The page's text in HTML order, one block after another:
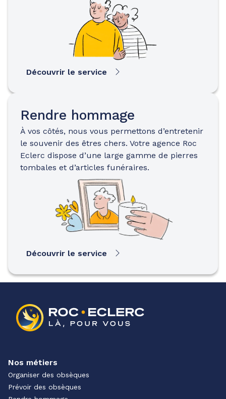
Découvrir le service
Rendre hommage
À vos côtés, nous vous permettons d’entretenir
le souvenir des êtres chers. Votre agence Roc
Eclerc dispose d’une large gamme de pierres
tombales et d’articles funéraires.
Découvrir le service
Nos métiers
Organiser des obsèques
Prévoir des obsèques